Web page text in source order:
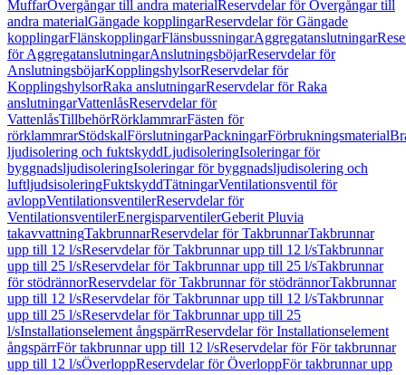
MuffarÖvergångar till andra materialReservdelar för Övergångar till
andra materialGängade kopplingarReservdelar för Gängade
kopplingarFlänskopplingarFlänsbussningarAggregatanslutningar
för AggregatanslutningarAnslutningsböjarReservdelar för
AnslutningsböjarKopplingshylsorReservdelar för
KopplingshylsorRaka anslutningarReservdelar för Raka
anslutningarVattenlåsReservdelar för
VattenlåsTillbehörRörklammrarFästen för
rörklammrarStödskalFörslutningarPackningarFörbrukningsmaterial
ljudisolering och fuktskyddLjudisoleringIsoleringar för
byggnadsljudisoleringIsoleringar för byggnadsljudisolering och
luftljudsisoleringFuktskyddTätningarVentilationsventil för
avloppVentilationsventilerReservdelar för
VentilationsventilerEnergisparventilerGeberit Pluvia
takavvattningTakbrunnarReservdelar för TakbrunnarTakbrunnar
upp till 12 l/sReservdelar för Takbrunnar upp till 12 l/sTakbrunnar
upp till 25 l/sReservdelar för Takbrunnar upp till 25 l/sTakbrunnar
för stödrännorReservdelar för Takbrunnar för stödrännorTakbrunnar
upp till 12 l/sReservdelar för Takbrunnar upp till 12 l/sTakbrunnar
upp till 25 l/sReservdelar för Takbrunnar upp till 25
l/sInstallationselement ångspärrReservdelar för Installationselement
ångspärrFör takbrunnar upp till 12 l/sReservdelar för För takbrunnar
upp till 12 l/sÖverloppReservdelar för ÖverloppFör takbrunnar upp